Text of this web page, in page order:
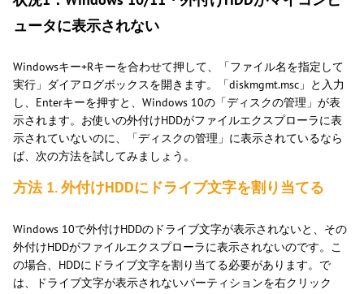
ュータに表示されない
Windowsキー+Rキーを合わせて押して、「ファイル名を指定して
実行」ダイアログボックスを開きます。「diskmgmt.msc」と入力
し、Enterキーを押すと、Windows 10の「ディスクの管理」が表
示されます。お使いの外付けHDDがファイルエクスプローラに表
示されていないのに、「ディスクの管理」に表示されているなら
ば、次の方法を試してみましょう。
方法 1. 外付けHDDにドライブ文字を割り当てる
Windows 10で外付けHDDのドライブ文字が表示されないと、その
外付けHDDがファイルエクスプローラに表示されないのです。こ
の場合、HDDにドライブ文字を割り当てる必要があります。で
は、ドライブ文字が表示されないパーティションを右クリック